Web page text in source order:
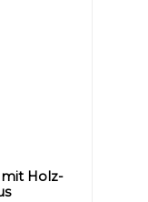
mit Holz-